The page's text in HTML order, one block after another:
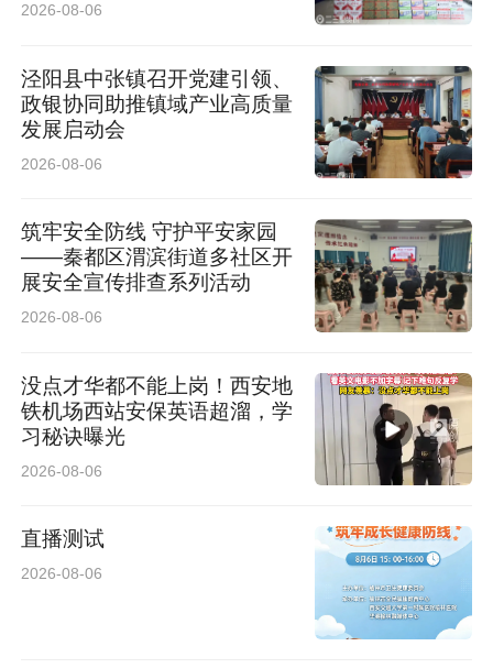
2026-08-06
泾阳县中张镇召开党建引领、
政银协同助推镇域产业高质量
发展启动会
2026-08-06
筑牢安全防线 守护平安家园
——秦都区渭滨街道多社区开
展安全宣传排查系列活动
2026-08-06
没点才华都不能上岗！西安地
铁机场西站安保英语超溜，学
习秘诀曝光
2026-08-06
直播测试
2026-08-06